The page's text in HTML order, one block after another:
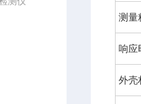
测量
响应
外壳